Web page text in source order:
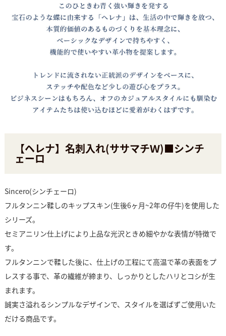
【ヘレナ】名刺入れ(ササマチＷ)■シンチ
ェーロ
Sincero(シンチェーロ)
フルタンニン鞣しのキップスキン(生後6ヶ月~2年の仔牛)を使用した
シリーズ。
セミアニリン仕上げにより上品な光沢ときめ細やかな表情が特徴で
す。
フルタンニンで鞣した後に、仕上げの工程にて高温で革の表面をプ
レスする事で、革の繊維が締まり、しっかりとしたハリとコシが生
まれます。
誠実さ溢れるシンプルなデザインで、スタイルを選ばずご使用いた
だける商品です。